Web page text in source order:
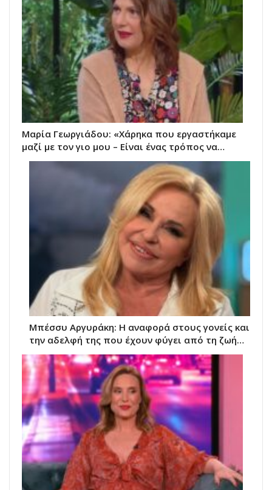
Μαρία Γεωργιάδου: «Χάρηκα που εργαστήκαμε
μαζί με τον γιο μου – Είναι ένας τρόπος να…
Μπέσσυ Αργυράκη: Η αναφορά στους γονείς και
την αδελφή της που έχουν φύγει από τη ζωή…